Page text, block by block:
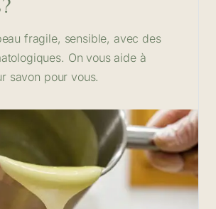
fragile, sensible, avec des
On vous aide à
savon pour vous.